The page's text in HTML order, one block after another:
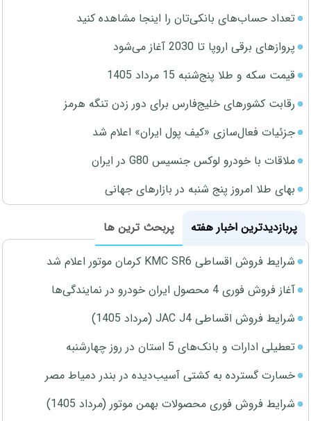
تعداد حساب‌های بانکی‌تان را اینجا مشاهده کنید
پروازهای برقی اروپا تا 2030 آغاز می‌شود
قیمت سکه و طلا پنج‌شنبه 15 مرداد 1405
رقابت کشورهای خلیج‌فارس برای دور زدن تنگه هرمز
جزئیات فعال‌سازی «کیف پول ایران» اعلام شد
ملاقات با خودرو لوکس جنسیس G80 در ایران
بهای طلا امروز پنج شنبه در بازارهای جهانی
پربازدیدترین اخبار هفته
پربحث ترین ها
شرایط فروش اقساطی KMC SR6 کرمان موتور اعلام شد
آغاز فروش فوری 4 محصول ایران خودرو در نمایندگی‌ها
شرایط فروش اقساطی JAC J4 (مرداد 1405)
تعطیلی ادارات و بانک‌های 5 استان در روز چهارشنبه
خسارت گسترده به کشتی آسیب‌دیده در بندر دمیاط مصر
شرایط فروش فوری محصولات بهمن موتور (مرداد 1405)